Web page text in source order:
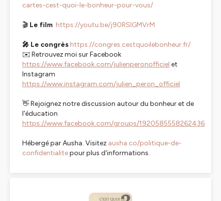
cartes-cest-quoi-le-bonheur-pour-vous/
🎬 Le film https://youtu.be/j90RSlGMVrM
🎤 Le congrès https://congres.cestquoilebonheur.fr/
✉️ Retrouvez moi sur Facebook
https://www.facebook.com/julienperonofficiel et
Instagram
https://www.instagram.com/julien_peron_officiel
👋 Rejoignez notre discussion autour du bonheur et de
l'éducation
https://www.facebook.com/groups/1920585558262436
Hébergé par Ausha. Visitez ausha.co/politique-de-
confidentialitepour plus d'informations.